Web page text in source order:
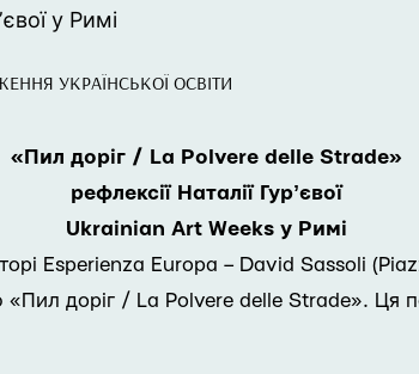
у Римі
УКРАЇНСЬКОЇ ОСВІТИ
«Пил доріг / La Polvere delle Strade»
рефлексії Наталії Гурʼєвої
Ukrainian Art Weeks у Римі
Esperienza Europa – David Sassoli
«Пил доріг / La Polvere delle Strade».